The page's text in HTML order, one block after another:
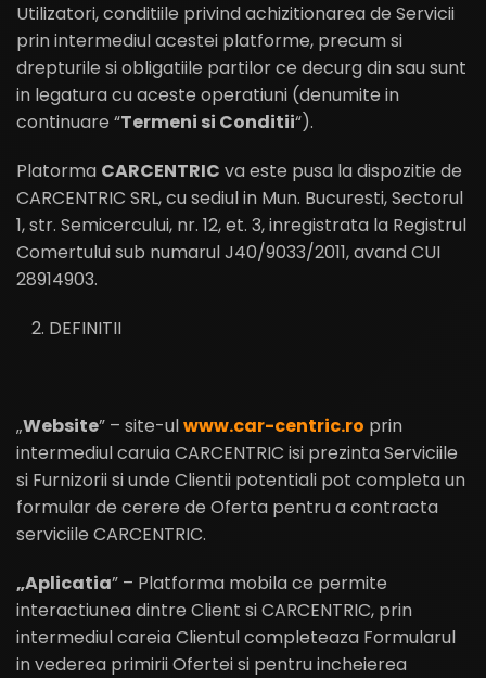
Utilizatori, conditiile privind achizitionarea de Servicii
prin intermediul acestei platforme, precum si
drepturile si obligatiile partilor ce decurg din sau sunt
in legatura cu aceste operatiuni (denumite in
continuare “Termeni si Conditii“).
Platorma CARCENTRIC va este pusa la dispozitie de
CARCENTRIC SRL, cu sediul in Mun. Bucuresti, Sectorul
1, str. Semicercului, nr. 12, et. 3, inregistrata la Registrul
Comertului sub numarul J40/9033/2011, avand CUI
28914903.
DEFINITII
„Website” – site-ulwww.car-centric.ro prin
intermediul caruia CARCENTRIC isi prezinta Serviciile
si Furnizorii si unde Clientii potentiali pot completa un
formular de cerere de Oferta pentru a contracta
serviciile CARCENTRIC.
„Aplicatia” – Platforma mobila ce permite
interactiunea dintre Client si CARCENTRIC, prin
intermediul careia Clientul completeaza Formularul
in vederea primirii Ofertei si pentru incheierea